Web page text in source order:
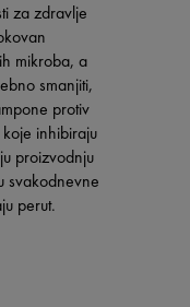
za zdravlje
mikroba, a
smanjiti,
protiv
inhibiraju
proizvodnju
svakodnevne
perut.